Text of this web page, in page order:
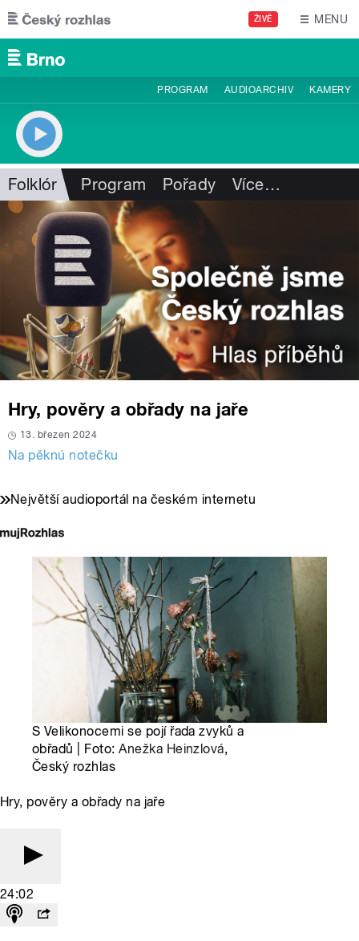
Přejít k hlavnímu obsahu
ŽIVĚ MENU
PROGRAM AUDIOARCHIV KAMERY
Folklór Program Pořady Více…
Hry, pověry a obřady na jaře
13. březen 2024
Na pěknú notečku
Největší audioportál na českém internetu
S Velikonocemi se pojí řada zvyků a
obřadů | Foto:Anežka Heinzlová,
Český rozhlas
Hry, pověry a obřady na jaře
24:02